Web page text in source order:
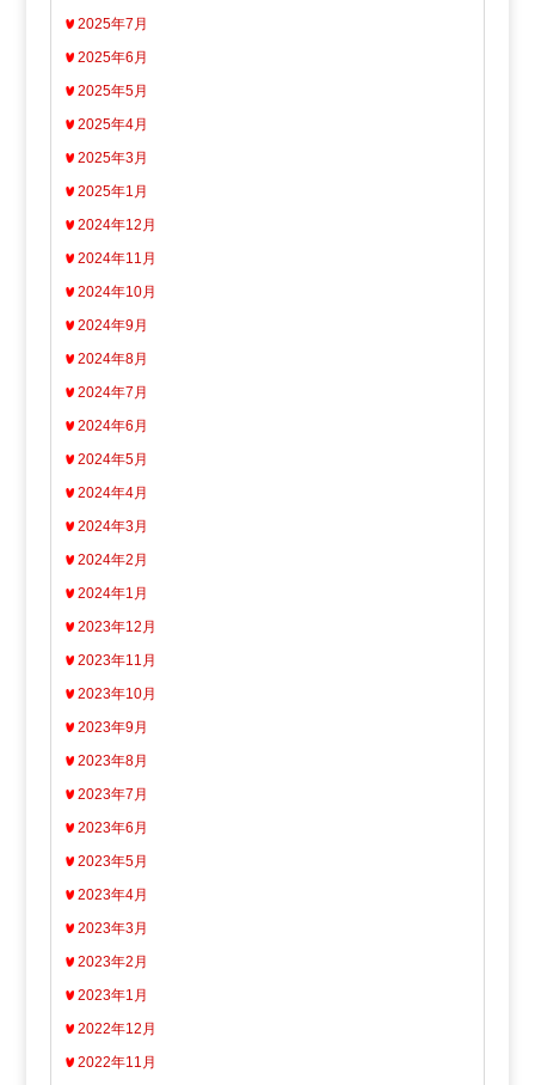
2025年7月
2025年6月
2025年5月
2025年4月
2025年3月
2025年1月
2024年12月
2024年11月
2024年10月
2024年9月
2024年8月
2024年7月
2024年6月
2024年5月
2024年4月
2024年3月
2024年2月
2024年1月
2023年12月
2023年11月
2023年10月
2023年9月
2023年8月
2023年7月
2023年6月
2023年5月
2023年4月
2023年3月
2023年2月
2023年1月
2022年12月
2022年11月